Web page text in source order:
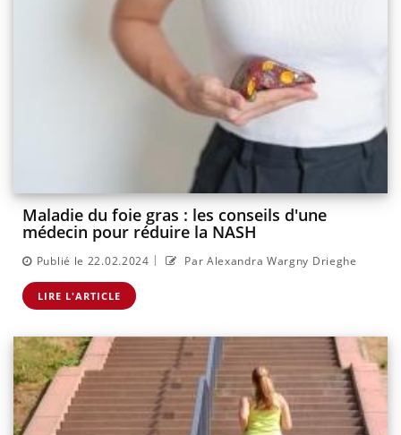
Maladie du foie gras : les conseils d'une
médecin pour réduire la NASH
Publié le 22.02.2024 | Par Alexandra Wargny Drieghe
LIRE L'ARTICLE